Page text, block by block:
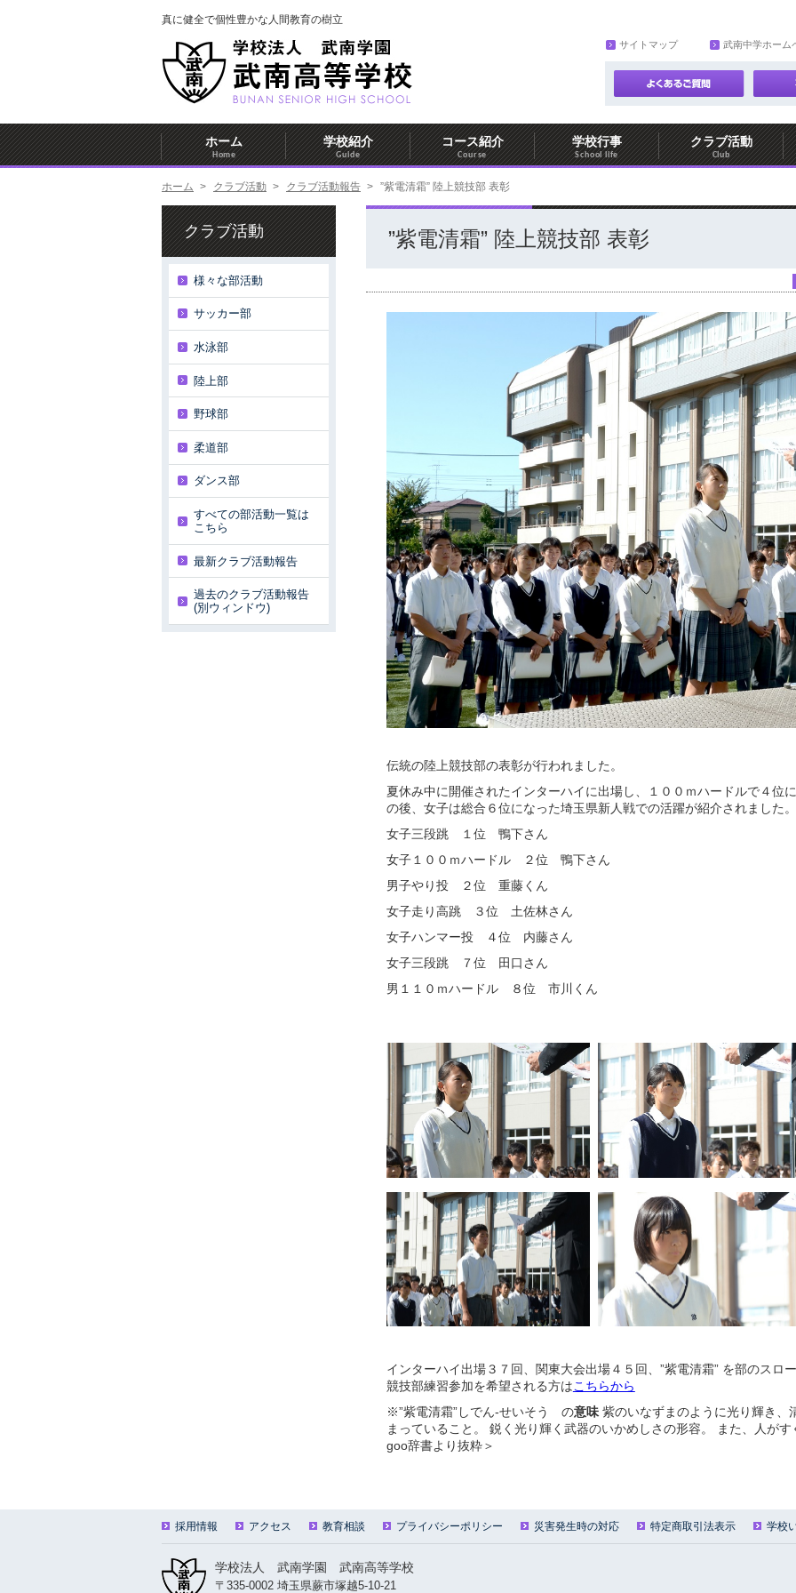
真に健全で個性豊かな人間教育の樹立
サイトマップ 武南中学ホーム
ホーム
Home
学校紹介
Guide
コース紹介
Course
学校行事
School life
クラブ活動
Club
クラブ活動
様々な部活動
サッカー部
水泳部
陸上部
野球部
柔道部
ダンス部
すべての部活動一覧は
こちら
最新クラブ活動報告
過去のクラブ活動報告
(別ウィンドウ)
ホーム > クラブ活動 > クラブ活動報告 > ”紫電清霜” 陸上競技部 表彰
”紫電清霜” 陸上競技部 表彰
伝統の陸上競技部の表彰が行われました。
夏休み中に開催されたインターハイに出場し、１００ｍハードルで４位
の後、女子は総合６位になった埼玉県新人戦での活躍が紹介されました。
女子三段跳 １位 鴨下さん
女子１００ｍハードル ２位 鴨下さん
男子やり投 ２位 重藤くん
女子走り高跳 ３位 土佐林さん
女子ハンマー投 ４位 内藤さん
女子三段跳 ７位 田口さん
男１１０ｍハードル ８位 市川くん
インターハイ出場３７回、関東大会出場４５回、”紫電清霜” を部のスロ
競技部練習参加を希望される方はこちらから
※”紫電清霜”しでん-せいそう の意味紫のいなずまのように光り輝き、
まっていること。 鋭く光り輝く武器のいかめしさの形容。 また、人が
goo辞書より抜粋＞
採用情報 アクセス 教育相談 プライバシーポリシー 災害発生時の対応 特定商取引法表示 学校
学校法人 武南学園 武南高等学校
〒335-0002 埼玉県蕨市塚越5-10-21